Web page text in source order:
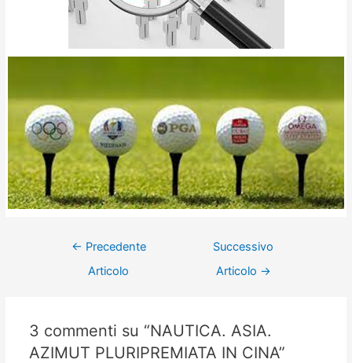
← Precedente
Articolo
Successivo
Articolo →
3 commenti su “NAUTICA. ASIA.
AZIMUT PLURIPREMIATA IN CINA”